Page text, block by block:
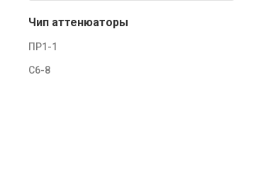
Чип аттенюаторы
ПР1-1
С6-8